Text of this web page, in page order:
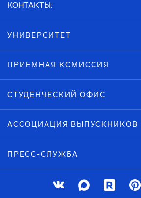
КОНТАКТЫ:
УНИВЕРСИТЕТ
ПРИЕМНАЯ КОМИССИЯ
СТУДЕНЧЕСКИЙ ОФИС
АССОЦИАЦИЯ ВЫПУСКНИКОВ
ПРЕСС-СЛУЖБА